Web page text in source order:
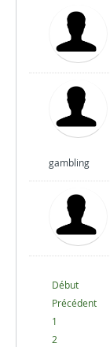
gambling
Début
Précédent
1
2